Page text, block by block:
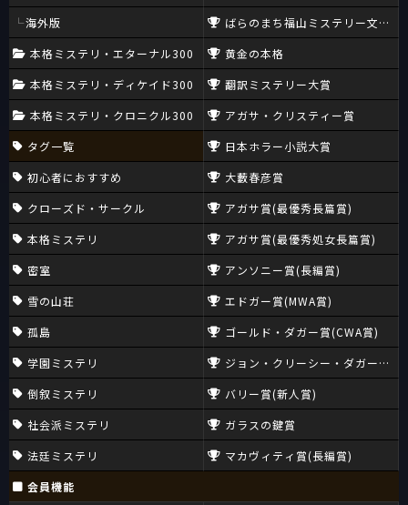
海外版
本格ミステリ・エターナル300
本格ミステリ・ディケイド300
本格ミステリ・クロニクル300
タグ一覧
初心者におすすめ
クローズド・サークル
本格ミステリ
密室
雪の山荘
孤島
学園ミステリ
倒叙ミステリ
社会派ミステリ
法廷ミステリ
ばらのまち福山ミステリー文学新
黄金の本格
翻訳ミステリー大賞
アガサ・クリスティー賞
日本ホラー小説大賞
大藪春彦賞
アガサ賞(最優秀長篇賞)
アガサ賞(最優秀処女長篇賞)
アンソニー賞(長編賞)
エドガー賞(MWA賞)
ゴールド・ダガー賞(CWA賞)
ジョン・クリーシー・ダガー賞
バリー賞(新人賞)
ガラスの鍵賞
マカヴィティ賞(長編賞)
会員機能